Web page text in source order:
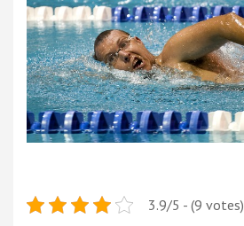
3.9/5 - (9 votes)